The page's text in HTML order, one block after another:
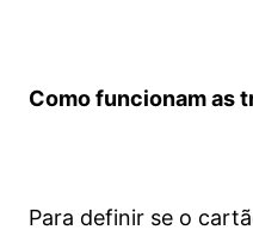
Como funcionam as
Para definir se o